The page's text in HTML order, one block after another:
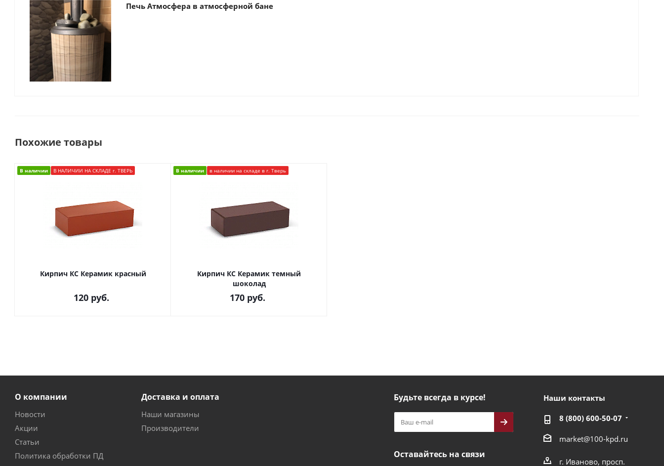
Печь Атмосфера в атмосферной бане
Похожие товары
В наличии В НАЛИЧИИ НА СКЛАДЕ г. ТВЕРЬ
Кирпич КС Керамик красный
120руб.
В наличии в наличии на складе в г. Тверь
Кирпич КС Керамик темный
шоколад
170руб.
О компании
Новости
Акции
Статьи
Политика обработки ПД
Доставка и оплата
Наши магазины
Производители
Будьте всегда в курсе!
Оставайтесь на связи
Наши контакты
8 (800) 600-50-07
market@100-kpd.ru
г. Иваново, просп.